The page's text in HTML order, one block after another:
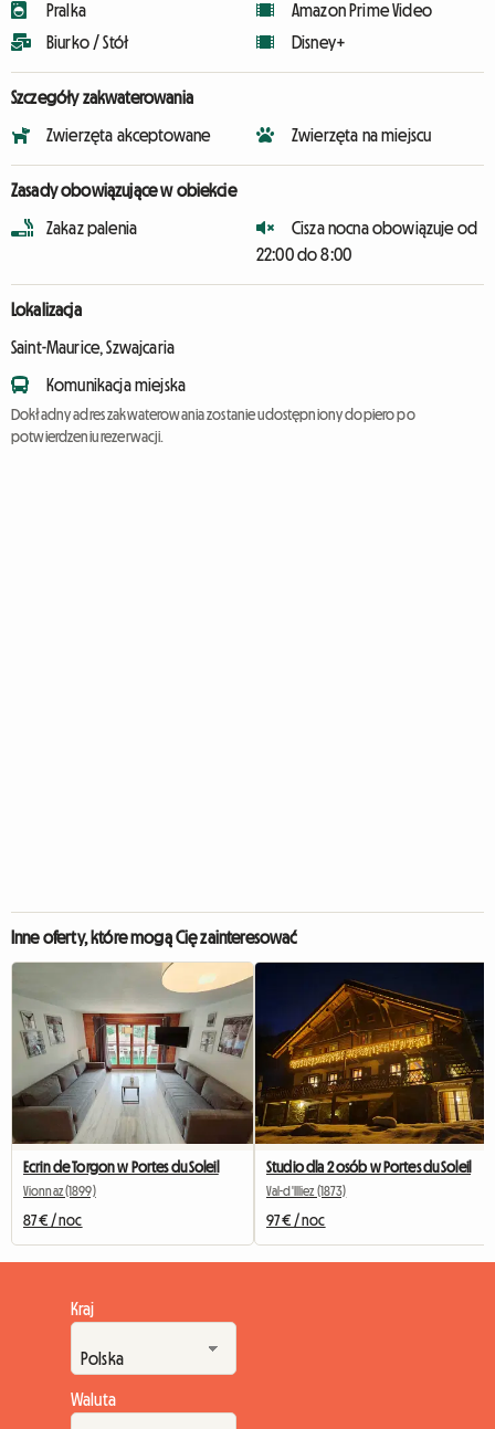
Pralka
Biurko / Stół
Amazon Prime Video
Disney+
Szczegóły zakwaterowania
Zwierzęta akceptowane Zwierzęta na miejscu
Zasady obowiązujące w obiekcie
Zakaz palenia
Cisza nocna obowiązuje od
22:00 do 8:00
Lokalizacja
Saint-Maurice, Szwajcaria
Komunikacja miejska
Dokładny adres zakwaterowania zostanie udostępniony dopiero po
potwierdzeniu rezerwacji.
Inne oferty, które mogą Cię zainteresować
Ecrin de Torgon w Portes du Soleil
Vionnaz (1899)
87 € / noc
Studio dla 2 osób w Portes du Soleil
Val-d'Illiez (1873)
97 € / noc
Kraj
Waluta